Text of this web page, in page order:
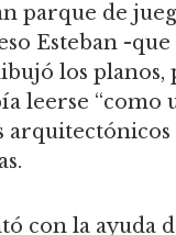
parque de
Esteban -
los planos,
leerse “como
con la ayuda